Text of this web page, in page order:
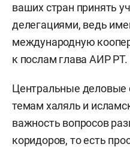
ваших стран принять
делегациями, ведь
международную
к послам глава АИР РТ.
Центральные деловые
темам халяль и
важность вопросов
коридоров, то есть